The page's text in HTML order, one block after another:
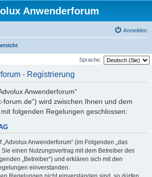
Anwenderforum
Anmelden
Sprache:
- Registrierung
Anwenderforum“
forum.de“) wird zwischen Ihnen und dem
folgenden Regelungen geschlossen:
„Advolux Anwenderforum“ (im Folgenden „das
Sie einen Nutzungsvertrag mit dem Betreiber des
„Betreiber“) und erklären sich mit den
einverstanden.